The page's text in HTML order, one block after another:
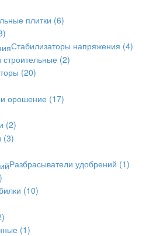
плитки (6)
Стабилизаторы напряжения (4)
строительные (2)
(20)
орошение (17)
(2)
(3)
Разбрасыватели удобрений (1)
(10)
(1)